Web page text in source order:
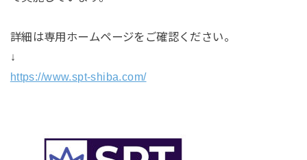
詳細は専用ホームページをご確認ください。
↓
https://www.spt-shiba.com/